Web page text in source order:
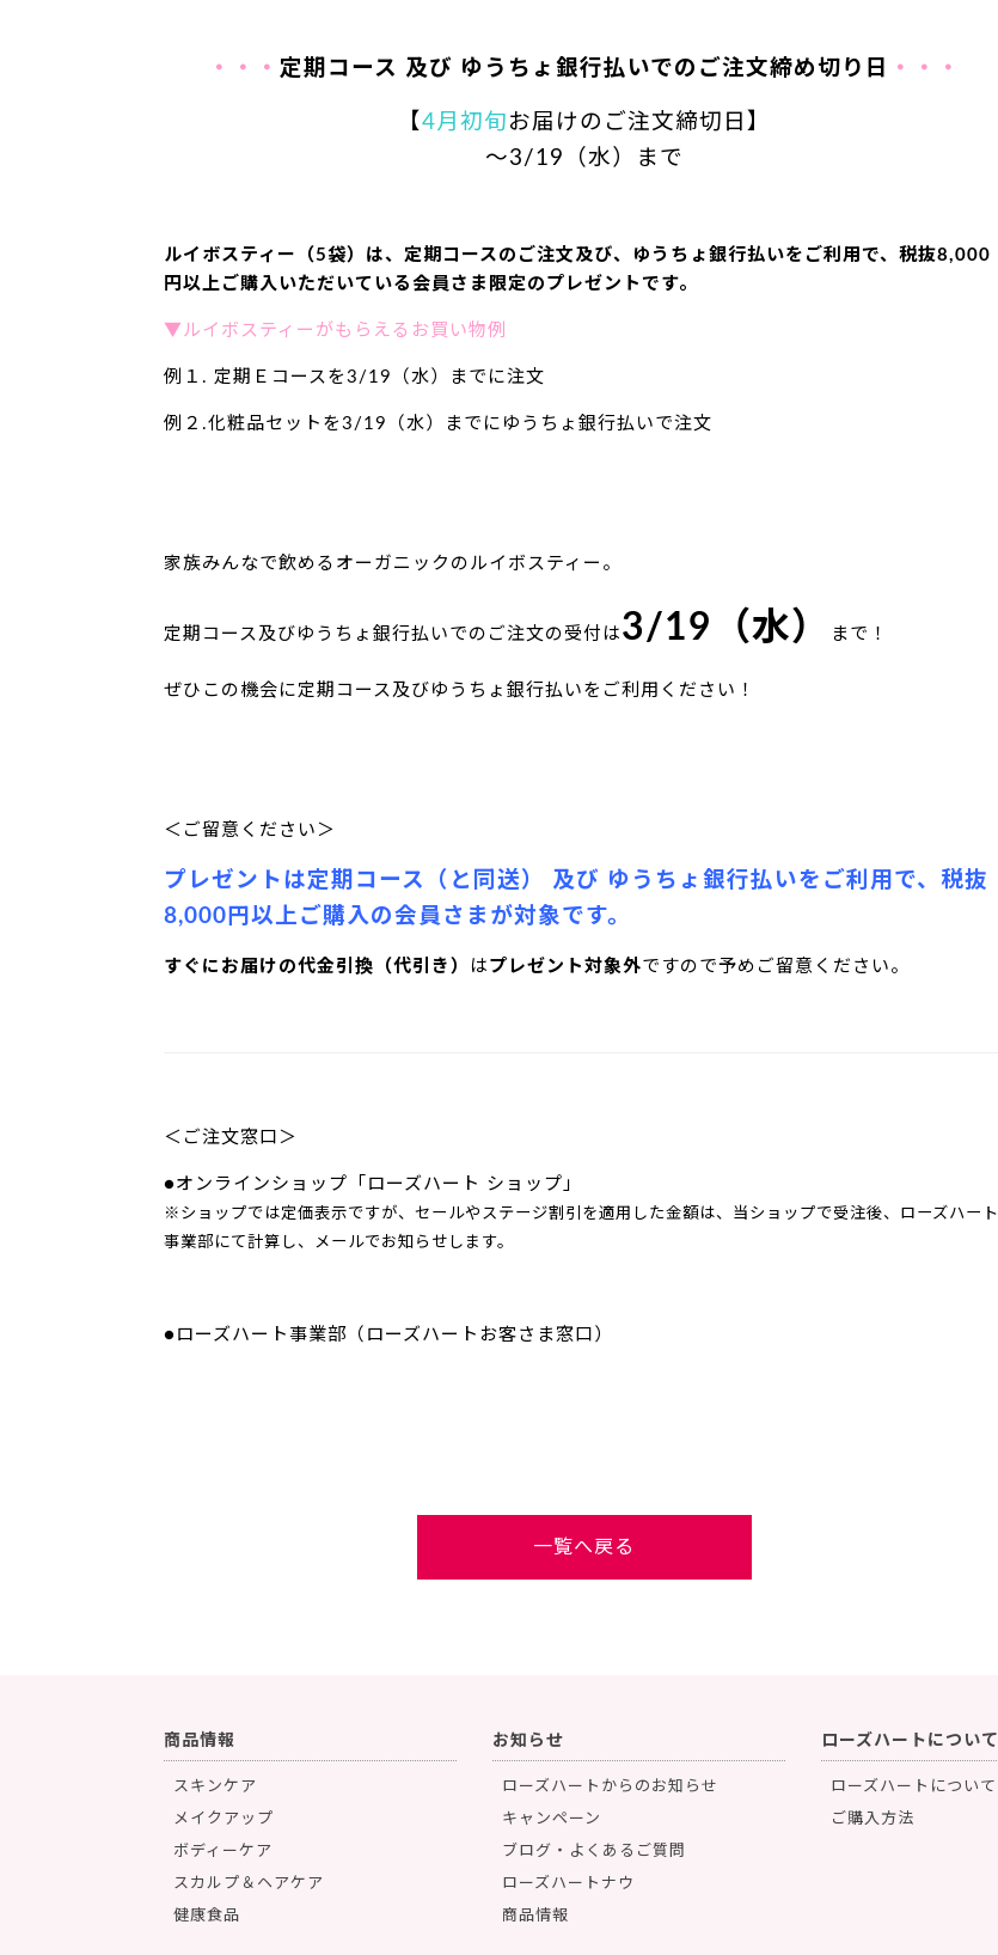
・・・ 定期コース 及び ゆうちょ銀行払いでのご注文締め切り日 ・・・
【4月初旬 お届けのご注文締切日】
～3/19（水）まで
ルイボスティー（5袋）は、定期コースのご注文及び、ゆうちょ銀行払いをご利用で、税抜8,000
円以上ご購入いただいている会員さま限定のプレゼントです。
▼ルイボスティーがもらえるお買い物例
例１. 定期Ｅコースを3/19（水）までに注文
例２.化粧品セットを3/19（水）までにゆうちょ銀行払いで注文
家族みんなで飲めるオーガニックのルイボスティー。
定期コース及びゆうちょ銀行払いでのご注文の受付は 3/19 （水） まで！
ぜひこの機会に定期コース及びゆうちょ銀行払いをご利用ください！
＜ご留意ください＞
プレゼントは定期コース（と同送） 及び ゆうちょ銀行払いをご利用で、税抜
8,000円以上ご購入の会員さまが対象です。
すぐにお届けの代金引換（代引き） は プレゼント対象外ですので予めご留意ください。
＜ご注文窓口＞
●オンラインショップ「ローズハート ショップ」
※ショップでは定価表示ですが、セールやステージ割引を適用した金額は、当ショップで受注後、ローズハート
事業部にて計算し、メールでお知らせします。
●ローズハート事業部（ローズハートお客さま窓口）
一覧へ戻る
商品情報
スキンケア
メイクアップ
ボディーケア
スカルプ＆ヘアケア
健康食品
お知らせ
ローズハートからのお知らせ
キャンペーン
ブログ・よくあるご質問
ローズハートナウ
商品情報
ローズハートについて
ローズハートについて
ご購入方法